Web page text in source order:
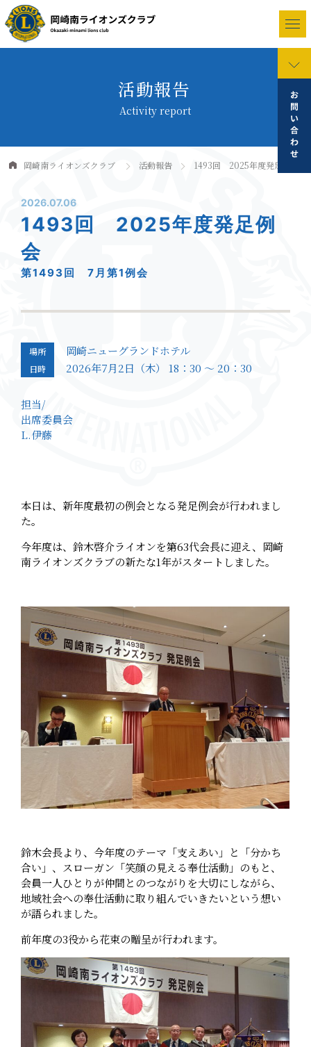
活動報告
Activity report
岡崎南ライオンズクラブ 活動報告 1493回 2025年度発足例会
2026.07.06
1493回 2025年度発足例
会
第1493回 7月第1例会
場所 岡崎ニューグランドホテル
日時 2026年7月2日（木） 18：30 ～ 20：30
担当/
出席委員会
L.伊藤
本日は、新年度最初の例会となる発足例会が行われまし
た。
今年度は、鈴木啓介ライオンを第63代会長に迎え、岡崎
南ライオンズクラブの新たな1年がスタートしました。
鈴木会長より、今年度のテーマ「支えあい」と「分かち
合い」、スローガン「笑顔の見える奉仕活動」のもと、
会員一人ひとりが仲間とのつながりを大切にしながら、
地域社会への奉仕活動に取り組んでいきたいという想い
が語られました。
前年度の3役から花束の贈呈が行われます。